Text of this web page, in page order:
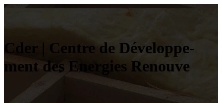
Cder | Centre de Dévelop­pe­
ment des Enеrgiеs Rеnouvе